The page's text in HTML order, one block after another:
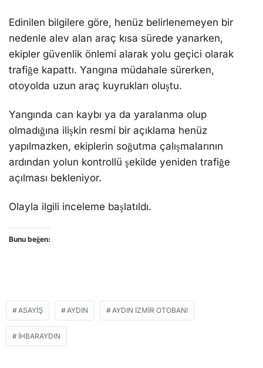
Edinilen bilgilere göre, henüz belirlenemeyen bir
nedenle alev alan araç kısa sürede yanarken,
ekipler güvenlik önlemi alarak yolu geçici olarak
trafiğe kapattı. Yangına müdahale sürerken,
otoyolda uzun araç kuyrukları oluştu.
Yangında can kaybı ya da yaralanma olup
olmadığına ilişkin resmi bir açıklama henüz
yapılmazken, ekiplerin soğutma çalışmalarının
ardından yolun kontrollü şekilde yeniden trafiğe
açılması bekleniyor.
Olayla ilgili inceleme başlatıldı.
Bunu beğen:
ASAYIŞ AYDIN AYDIN İZMIR OTOBANI
IHBARAYDIN